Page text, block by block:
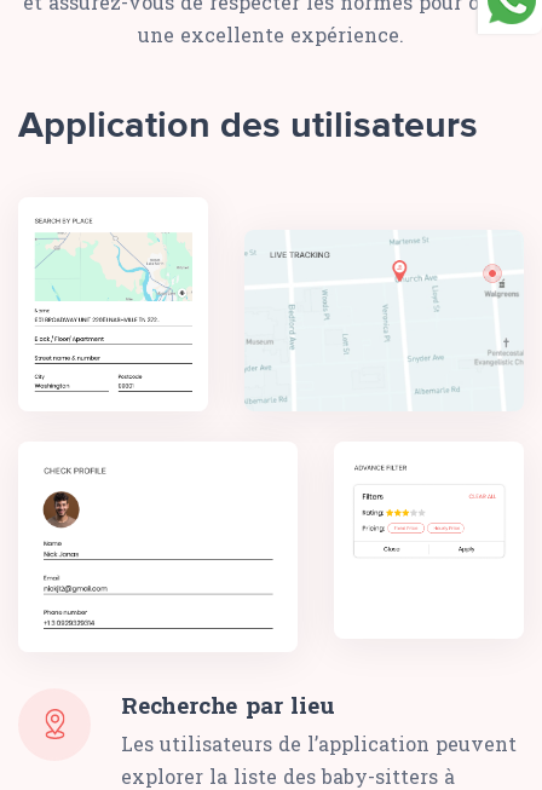
une excellente expérience.
Application des utilisateurs
Recherche par lieu
Les utilisateurs de l’application peuvent
explorer la liste des baby-sitters à